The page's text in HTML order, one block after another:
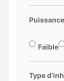
Faible
Type